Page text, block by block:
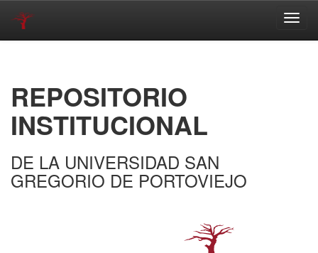
REPOSITORIO
INSTITUCIONAL
DE LA UNIVERSIDAD SAN
GREGORIO DE PORTOVIEJO